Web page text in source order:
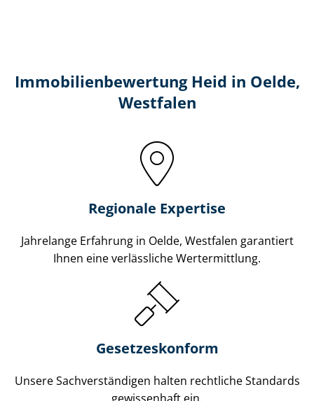
Immobilien­bewertung Heid in Oelde,
Westfalen
Regionale Expertise
Jahrelange Erfahrung in Oelde, Westfalen garantiert
Ihnen eine verlässliche Wertermittlung.
Gesetzes­konform
Unsere Sach­ver­stän­di­gen halten rechtliche Standards